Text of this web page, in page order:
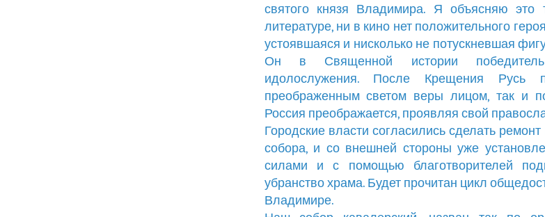
святого князя Владимира. Я объясняю
литературе, ни в кино нет положительного
устоявшаяся и нисколько не потускневшая
Он в Священной истории
идолослужения. После Крещения Русь
преображенным светом веры лицом, так и
Россия преображается, проявляя свой
Городские власти согласились сделать
собора, и со внешней стороны уже
силами и с помощью благотворителей
убранство храма. Будет прочитан цикл
Владимире.